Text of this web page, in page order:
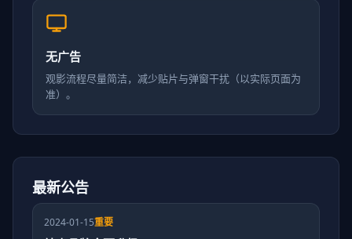
无广告
观影流程尽量简洁，减少贴片与弹窗干扰（以实际页面为
准）。
最新公告
2024-01-15重要